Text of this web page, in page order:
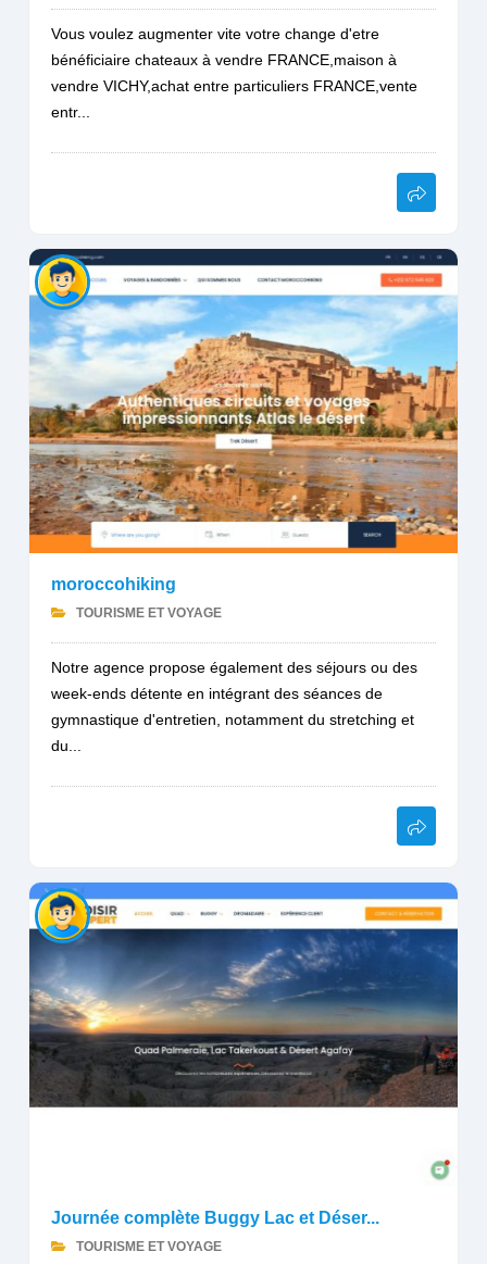
Vous voulez augmenter vite votre change d'etre
bénéficiaire chateaux à vendre FRANCE,maison à
vendre VICHY,achat entre particuliers FRANCE,vente
entr...
moroccohiking
TOURISME ET VOYAGE
Notre agence propose également des séjours ou des
week-ends détente en intégrant des séances de
gymnastique d'entretien, notamment du stretching et
du...
Journée complète Buggy Lac et Déser...
TOURISME ET VOYAGE